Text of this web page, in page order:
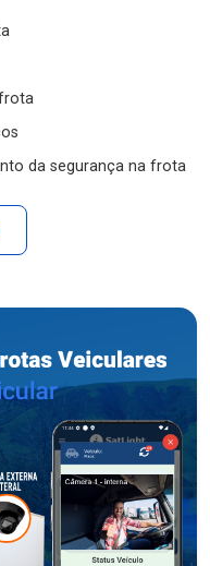
da segurança na frota